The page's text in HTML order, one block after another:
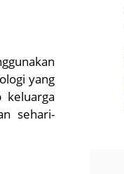
yang
keluarga
sehari-